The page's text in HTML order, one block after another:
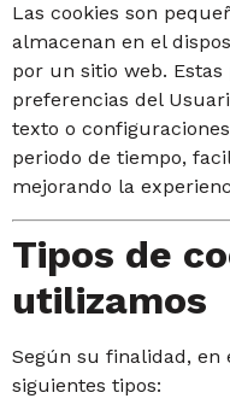
Las cookies son
almacenan en el
por un sitio web.
preferencias del
texto o
periodo de tiempo,
mejorando la
Tipos de
utilizamos
Según su finalidad, en
siguientes tipos: